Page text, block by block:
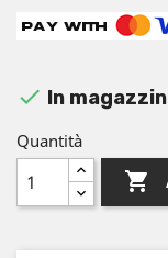
 In
Quantità
